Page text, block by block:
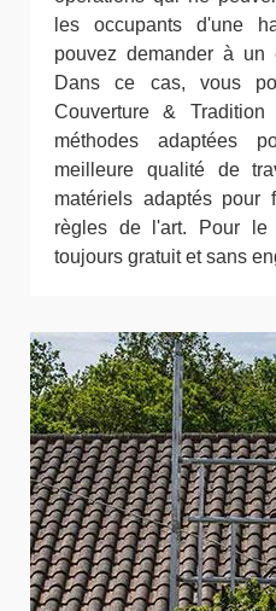
les occupants d'une
pouvez demander à un
Dans ce cas, vous
Couverture &
méthodes adaptées
meilleure qualité de
matériels adaptés
règles de l'art. Pour le
toujours gratuit et sans